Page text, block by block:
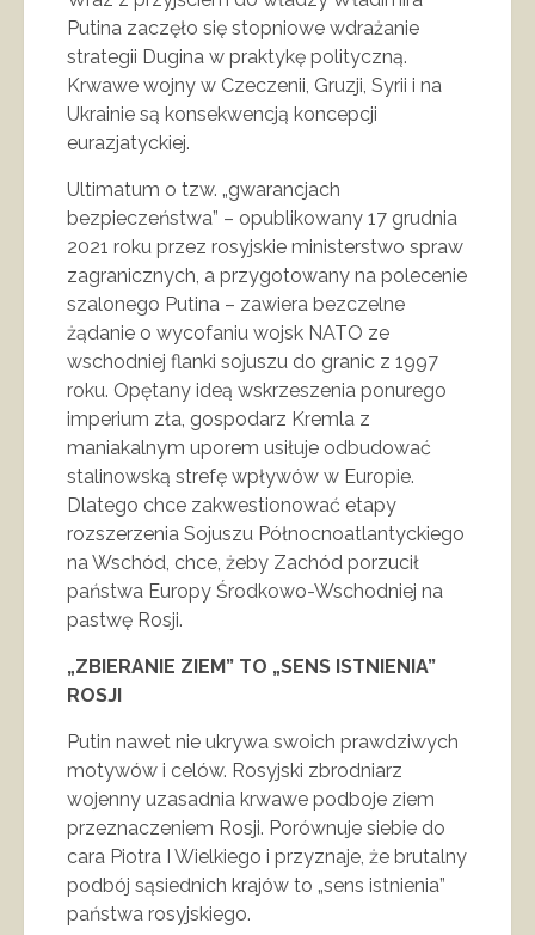
Putina zaczęło się stopniowe wdrażanie
strategii Dugina w praktykę polityczną.
Krwawe wojny w Czeczenii, Gruzji, Syrii i na
Ukrainie są konsekwencją koncepcji
eurazjatyckiej.
Ultimatum o tzw. „gwarancjach
bezpieczeństwa” – opublikowany 17 grudnia
2021 roku przez rosyjskie ministerstwo spraw
zagranicznych, a przygotowany na polecenie
szalonego Putina – zawiera bezczelne
żądanie o wycofaniu wojsk NATO ze
wschodniej flanki sojuszu do granic z 1997
roku. Opętany ideą wskrzeszenia ponurego
imperium zła, gospodarz Kremla z
maniakalnym uporem usiłuje odbudować
stalinowską strefę wpływów w Europie.
Dlatego chce zakwestionować etapy
rozszerzenia Sojuszu Północnoatlantyckiego
na Wschód, chce, żeby Zachód porzucił
państwa Europy Środkowo-Wschodniej na
pastwę Rosji.
„ZBIERANIE ZIEM” TO „SENS ISTNIENIA”
ROSJI
Putin nawet nie ukrywa swoich prawdziwych
motywów i celów. Rosyjski zbrodniarz
wojenny uzasadnia krwawe podboje ziem
przeznaczeniem Rosji. Porównuje siebie do
cara Piotra I Wielkiego i przyznaje, że brutalny
podbój sąsiednich krajów to „sens istnienia”
państwa rosyjskiego.